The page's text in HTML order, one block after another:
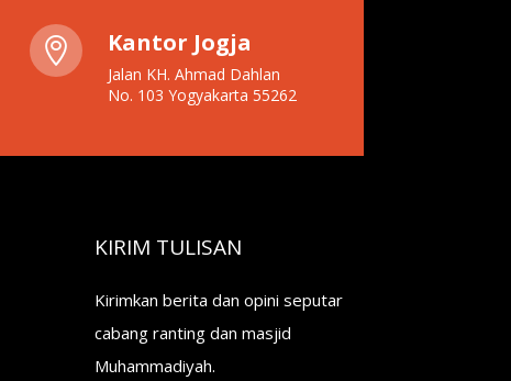
 Kantor Jogja
Jalan KH. Ahmad Dahlan
No. 103 Yogyakarta 55262
KIRIM TULISAN
Kirimkan berita dan opini seputar
cabang ranting dan masjid
Muhammadiyah.